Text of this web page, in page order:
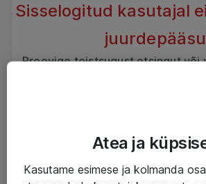
Sisselogitud kasutajal
juurdepääsu
Proovige teistsugust otsingut või
Atea ja
Kasutame esimese ja kolmanda